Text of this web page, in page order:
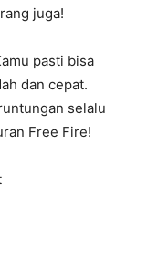
juga!
pasti bisa
dan cepat.
selalu
Free Fire!